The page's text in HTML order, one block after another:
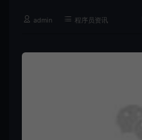
admin 程序员资讯